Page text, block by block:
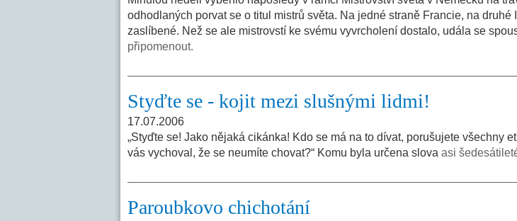
odhodlaných porvat se o titul mistrů světa. Na jedné straně Francie, na druhé
zaslíbené. Než se ale mistrovstí ke svému vyvrcholení dostalo, udála se
připomenout.
Styďte se - kojit mezi slušnými lidmi!
17.07.2006
„Styďte se! Jako nějaká cikánka! Kdo se má na to dívat, porušujete všechny
vás vychoval, že se neumíte chovat?“ Komu byla určena slova asi
Paroubkovo chichotání